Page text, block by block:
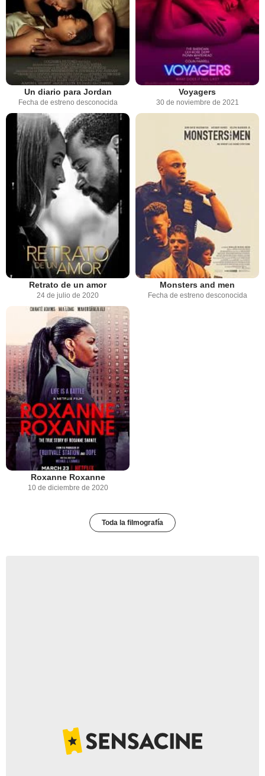
Un diario para Jordan
Fecha de estreno desconocida
Voyagers
30 de noviembre de 2021
Retrato de un amor
24 de julio de 2020
Monsters and men
Fecha de estreno desconocida
Roxanne Roxanne
10 de diciembre de 2020
Toda la filmografía